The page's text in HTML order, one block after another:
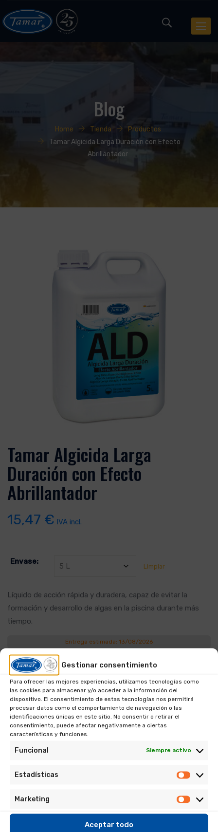
Gestionar consentimiento
Para ofrecer las mejores experiencias, utilizamos tecnologías como
las cookies para almacenar y/o acceder a la información del
dispositivo. El consentimiento de estas tecnologías nos permitirá
procesar datos como el comportamiento de navegación o las
identificaciones únicas en este sitio. No consentir o retirar el
consentimiento, puede afectar negativamente a ciertas
características y funciones.
Funcional Siempre activo
Estadísticas
Marketing
Aceptar todo
Blog
Home Tienda
Productos
Tamar Algicida Larga Duración con Efecto
Abrillantador
Tamar Algicida Larga
Duración con Efecto
Abrillantador
15,47 € IVA incl.
Envase:
Limpiar
Líquido de acción rápida y duradera, capaz de evitar la
formación y desarrollo de algas en la piscina durante más
tiempo.
Entrega estimada: 13/08/2026
Tamar
Algicida
Larga
Duración
con
Efecto
Abrillantador
cantidad
AÑADIR AL CARRITO
SKU:
1220161050
Categoría:Algicidas
mantenimiento.
DESCRIPCIÓN